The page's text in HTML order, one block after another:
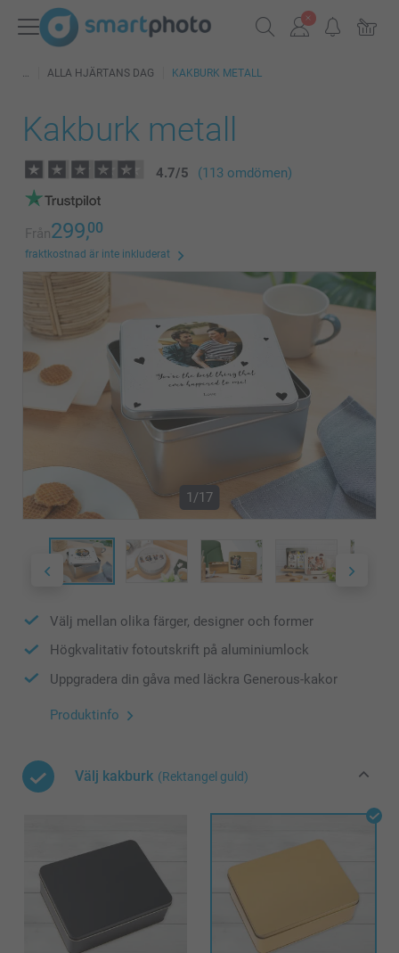
ALLA HJÄRTANS DAG KAKBURK METALL
Kakburk metall
4.7/5 (113 omdömen)
Från299,00
fraktkostnad är inte inkluderat
1/17
Välj mellan olika färger, designer och former
Högkvalitativ fotoutskrift på aluminiumlock
Uppgradera din gåva med läckra Generous-kakor
Produktinfo
Välj kakburk (Rektangel guld)